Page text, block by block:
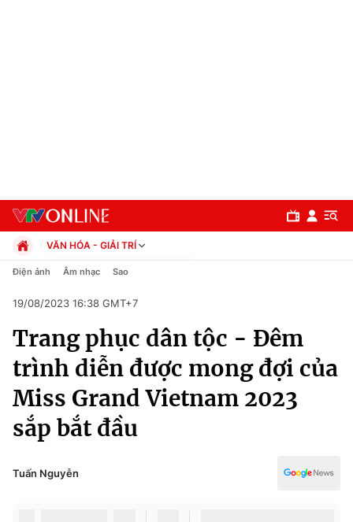
Chuyên mục
Chính trị
Xã hội
VĂN HÓA - GIẢI TRÍ
Chính trị
Pháp luật
Kinh tế
Thể thao
Truyền hình
Văn hóa - Giải trí
Đời sống
Giáo dục
Điện ảnh Âm nhạc Sao
19/08/2023 16:38 GMT+7
Trang phục dân tộc - Đêm
trình diễn được mong đợi của
Miss Grand Vietnam 2023
sắp bắt đầu
Tuấn Nguyễn